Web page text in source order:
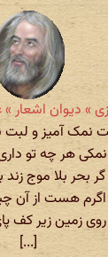
» دیوان اشعار »
نمک آمیز و لبت
هر چه تو
گر بحر بلا موج زند
اگرم هست از آن
روی زمین زیر کف
[...]